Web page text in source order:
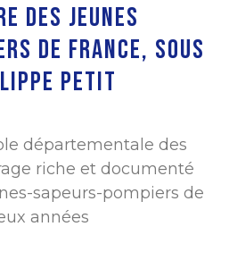
DES JEUNES
DE FRANCE, SOUS
PETIT
départementale des
riche et documenté
sapeurs-pompiers de
années